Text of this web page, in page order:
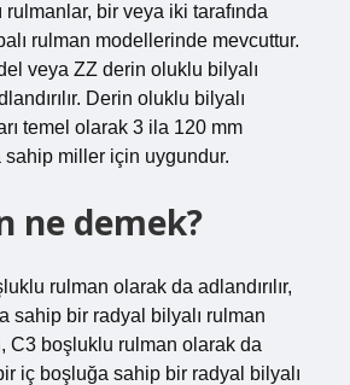
rulmanlar, bir veya iki tarafında
rulman modellerinde mevcuttur.
veya ZZ derin oluklu bilyalı
Derin oluklu bilyalı
temel olarak 3 ila 120 mm
sahip miller için uygundur.
ne demek?
rulman olarak da adlandırılır,
sahip bir radyal bilyalı rulman
C3 boşluklu rulman olarak da
iç boşluğa sahip bir radyal bilyalı